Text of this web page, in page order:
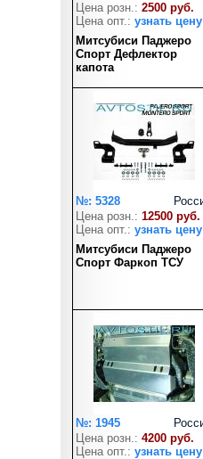
Цена розн.: 2500 руб.
Цена опт.: узнать цену
Митсубиси Паджеро
Спорт Дефлектор
капота
№: 5328
Цена розн.: 12500 руб.
Цена опт.: узнать цену
Митсубиси Паджеро
Спорт Фаркоп ТСУ
№: 1945
Цена розн.: 4200 руб.
Цена опт.: узнать цену